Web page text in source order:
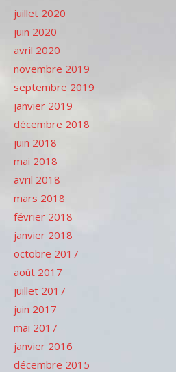
juillet 2020
juin 2020
avril 2020
novembre 2019
septembre 2019
janvier 2019
décembre 2018
juin 2018
mai 2018
avril 2018
mars 2018
février 2018
janvier 2018
octobre 2017
août 2017
juillet 2017
juin 2017
mai 2017
janvier 2016
décembre 2015